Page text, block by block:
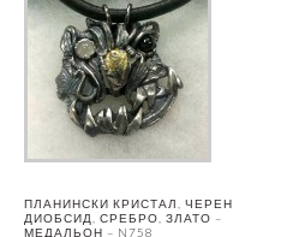
ПЛАНИНСКИ КРИСТАЛ, ЧЕРЕН
ДИОБСИД, СРЕБРО, ЗЛАТО –
МЕДАЛЬОН – N758